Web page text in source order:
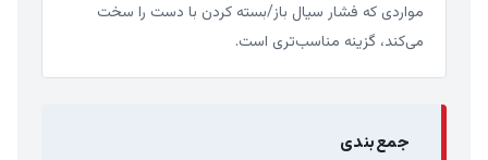
مواردی که فشار سیال باز/بسته کردن با دست را سخت
می‌کند، گزینه مناسب‌تری است.
جمع‌بندی